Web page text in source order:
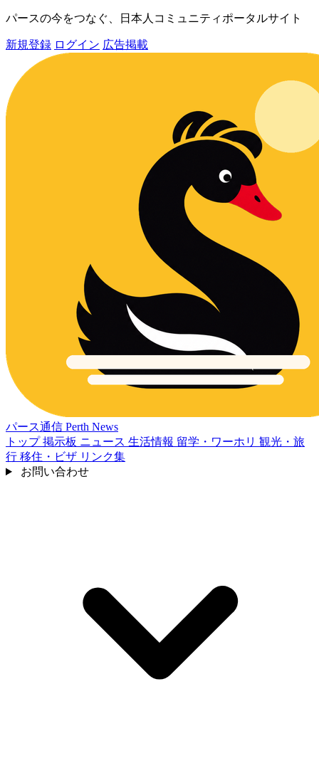
パースの今をつなぐ、日本人コミュニティポータルサイト
新規登録 ログイン 広告掲載
パース通信 Perth News
トップ掲示板 ニュース 生活情報 留学・ワーホリ 観光・旅
行 移住・ビザ リンク集
お問い合わせ